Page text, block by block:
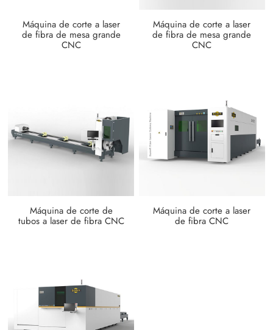
Máquina de corte a laser
de fibra de mesa grande
CNC
Máquina de corte a laser
de fibra de mesa grande
CNC
Máquina de corte de
tubos a laser de fibra CNC
Máquina de corte a laser
de fibra CNC